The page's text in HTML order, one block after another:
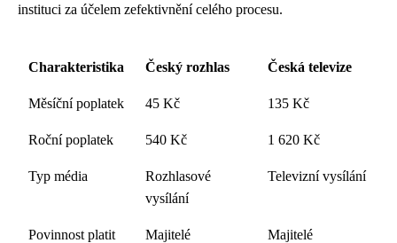
instituci za účelem zefektivnění celého procesu.
Charakteristika Český rozhlas Česká televize
Měsíční poplatek 45 Kč 135 Kč
Roční poplatek 540 Kč 1 620 Kč
Typ média
Rozhlasové
vysílání
Televizní vysílání
Povinnost platit
Majitelé
Majitelé